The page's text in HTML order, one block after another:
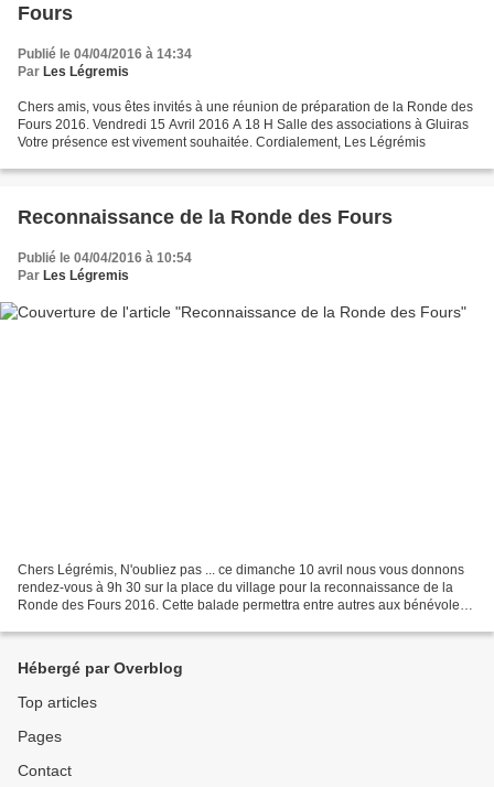
Fours
Publié le 04/04/2016 à 14:34
Par Les Légremis
Chers amis, vous êtes invités à une réunion de préparation de la Ronde des
Fours 2016. Vendredi 15 Avril 2016 A 18 H Salle des associations à Gluiras
Votre présence est vivement souhaitée. Cordialement, Les Légrémis
Reconnaissance de la Ronde des Fours
Publié le 04/04/2016 à 10:54
Par Les Légremis
Chers Légrémis, N'oubliez pas ... ce dimanche 10 avril nous vous donnons
rendez-vous à 9h 30 sur la place du village pour la reconnaissance de la
Ronde des Fours 2016. Cette balade permettra entre autres aux bénévoles
Hébergé par Overblog
Top articles
Pages
Contact